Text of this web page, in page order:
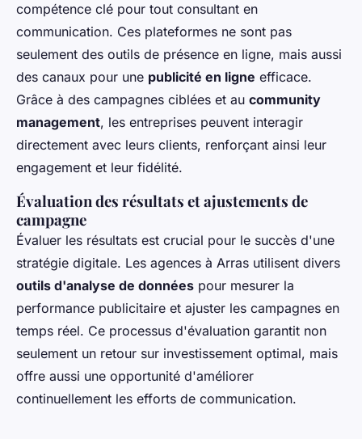
compétence clé pour tout consultant en
communication. Ces plateformes ne sont pas
seulement des outils de présence en ligne, mais aussi
des canaux pour une publicité en ligne efficace.
Grâce à des campagnes ciblées et au community
management, les entreprises peuvent interagir
directement avec leurs clients, renforçant ainsi leur
engagement et leur fidélité.
Évaluation des résultats et ajustements de
campagne
Évaluer les résultats est crucial pour le succès d'une
stratégie digitale. Les agences à Arras utilisent divers
outils d'analyse de données pour mesurer la
performance publicitaire et ajuster les campagnes en
temps réel. Ce processus d'évaluation garantit non
seulement un retour sur investissement optimal, mais
offre aussi une opportunité d'améliorer
continuellement les efforts de communication.